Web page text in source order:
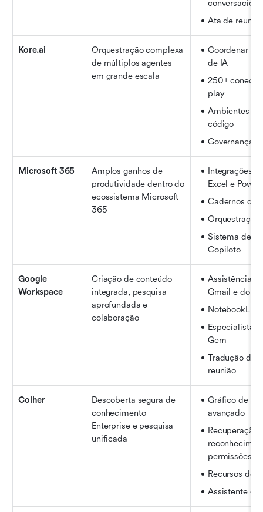
Ata de
Kore.ai
Orquestração complexa
de múltiplos agentes
em grande escala
Coordenar e
de IA
250+
play
Ambientes
código
Governança
Microsoft 365
Amplos ganhos de
produtividade dentro do
ecossistema Microsoft
365
Integrações
Excel e
Cadernos do
Orquestração
Sistema de
Copiloto
Google
Workspace
Criação de conteúdo
integrada, pesquisa
aprofundada e
colaboração
Assistência
Gmail e do
NotebookLM
Especialistas
Gem
Tradução de
reunião
Colher
Descoberta segura de
conhecimento
Enterprise e pesquisa
unificada
Gráfico de
avançado
Recuperação
permissões
Recursos de
Assistente de